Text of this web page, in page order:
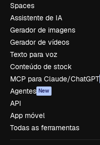
Spaces
Assistente de IA
Gerador de imagens
Gerador de vídeos
Texto para voz
Conteúdo de stock
MCP para Claude/ChatGPT
Agentes New
API
App móvel
Todas as ferramentas